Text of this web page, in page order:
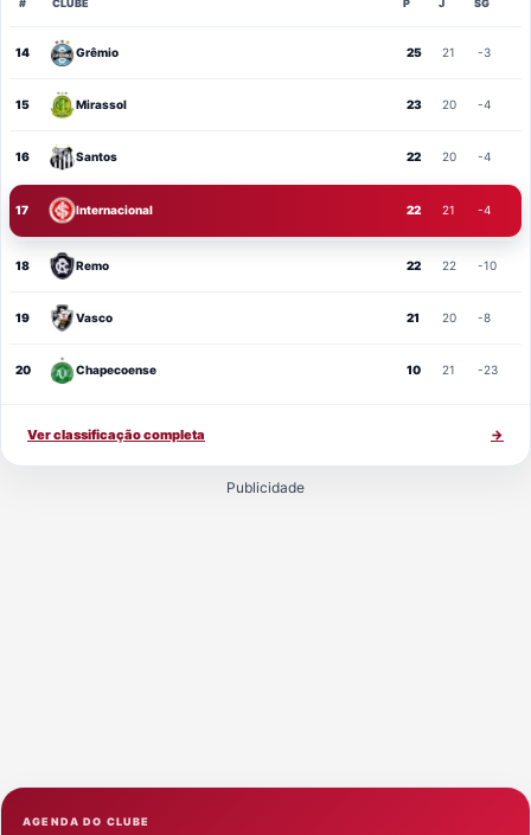
# CLUBE P J SG
14 Grêmio 25 21 -3
15 Mirassol 23 20 -4
16 Santos 22 20 -4
17 Internacional 22 21 -4
18 Remo 22 22 -10
19 Vasco 21 20 -8
20 Chapecoense 10 21 -23
Ver classificação completa →
Publicidade
AGENDA DO CLUBE